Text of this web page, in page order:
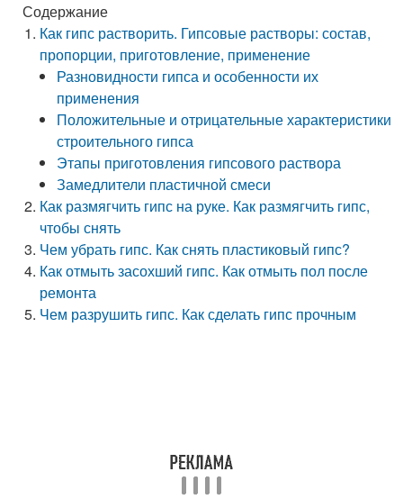
Содержание
Как гипс растворить. Гипсовые растворы: состав,
пропорции, приготовление, применение
Разновидности гипса и особенности их
применения
Положительные и отрицательные характеристики
строительного гипса
Этапы приготовления гипсового раствора
Замедлители пластичной смеси
Как размягчить гипс на руке. Как размягчить гипс,
чтобы снять
Чем убрать гипс. Как снять пластиковый гипс?
Как отмыть засохший гипс. Как отмыть пол после
ремонта
Чем разрушить гипс. Как сделать гипс прочным